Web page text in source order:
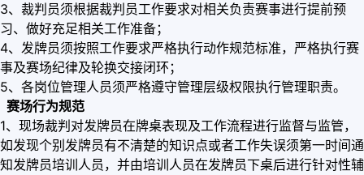
3、裁判员须根据裁判员工作要求对相关负责赛事进行提前预
习、做好充足相关工作准备；
4、发牌员须按照工作要求严格执行动作规范标准，严格执行赛
事及赛场纪律及轮换交接闭环；
5、各岗位管理人员须严格遵守管理层级权限执行管理职责。
赛场行为规范
1、现场裁判对发牌员在牌桌表现及工作流程进行监督与监管，
如发现个别发牌员有不清楚的知识点或者工作失误须第一时间通
知发牌员培训人员，并由培训人员在发牌员下桌后进行针对性辅